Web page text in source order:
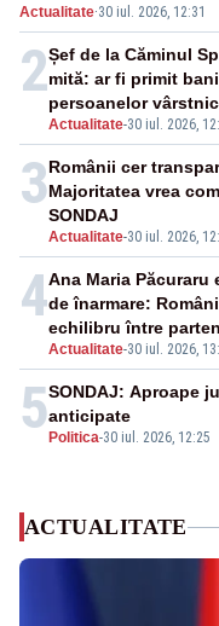
Actualitate·30 iul. 2026, 12:31
2
Actualitate-30 iul. 2026,
Șef de la Căminul
mită: ar fi primit
persoanelor
3
Actualitate-30 iul. 2026,
Românii cer
Majoritatea vrea
SONDAJ
4
Actualitate-30 iul. 2026,
Ana Maria
de înarmare:
echilibru între
5 Politica-30 iul. 2026, 12:25
SONDAJ: Aproape
anticipate
ACTUALITATE